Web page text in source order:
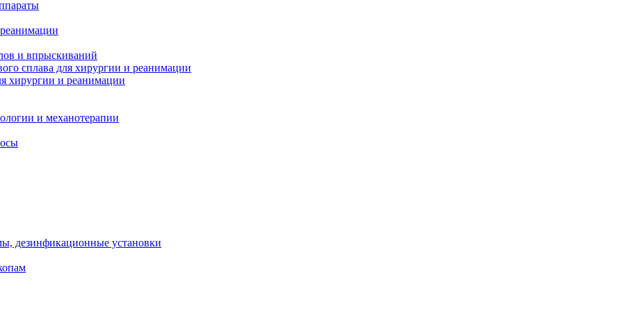
и впрыскиваний
сплава для хирургии и реанимации
хирургии и реанимации
и механотерапии
дезинфикационные установки